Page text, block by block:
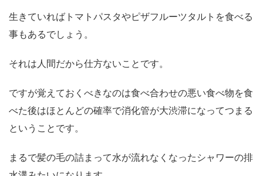
生きていればトマトパスタやピザフルーツタルトを食べる
事もあるでしょう。
それは人間だから仕方ないことです。
ですが覚えておくべきなのは食べ合わせの悪い食べ物を食
べた後はほとんどの確率で消化管が大渋滞になってつまる
ということです。
まるで髪の毛の詰まって水が流れなくなったシャワーの排